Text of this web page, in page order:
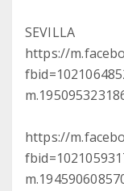
SEVILLA
https://
https://